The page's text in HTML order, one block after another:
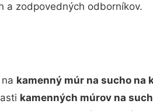
a zodpovedných odborníkov.
kamenný múr na sucho na
kamenných múrov na